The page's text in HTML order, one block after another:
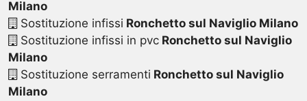
Milano
Sostituzione infissi Ronchetto sul Naviglio Milano
Sostituzione infissi in pvcRonchetto sul Naviglio
Milano
Sostituzione serramenti Ronchetto sul Naviglio
Milano